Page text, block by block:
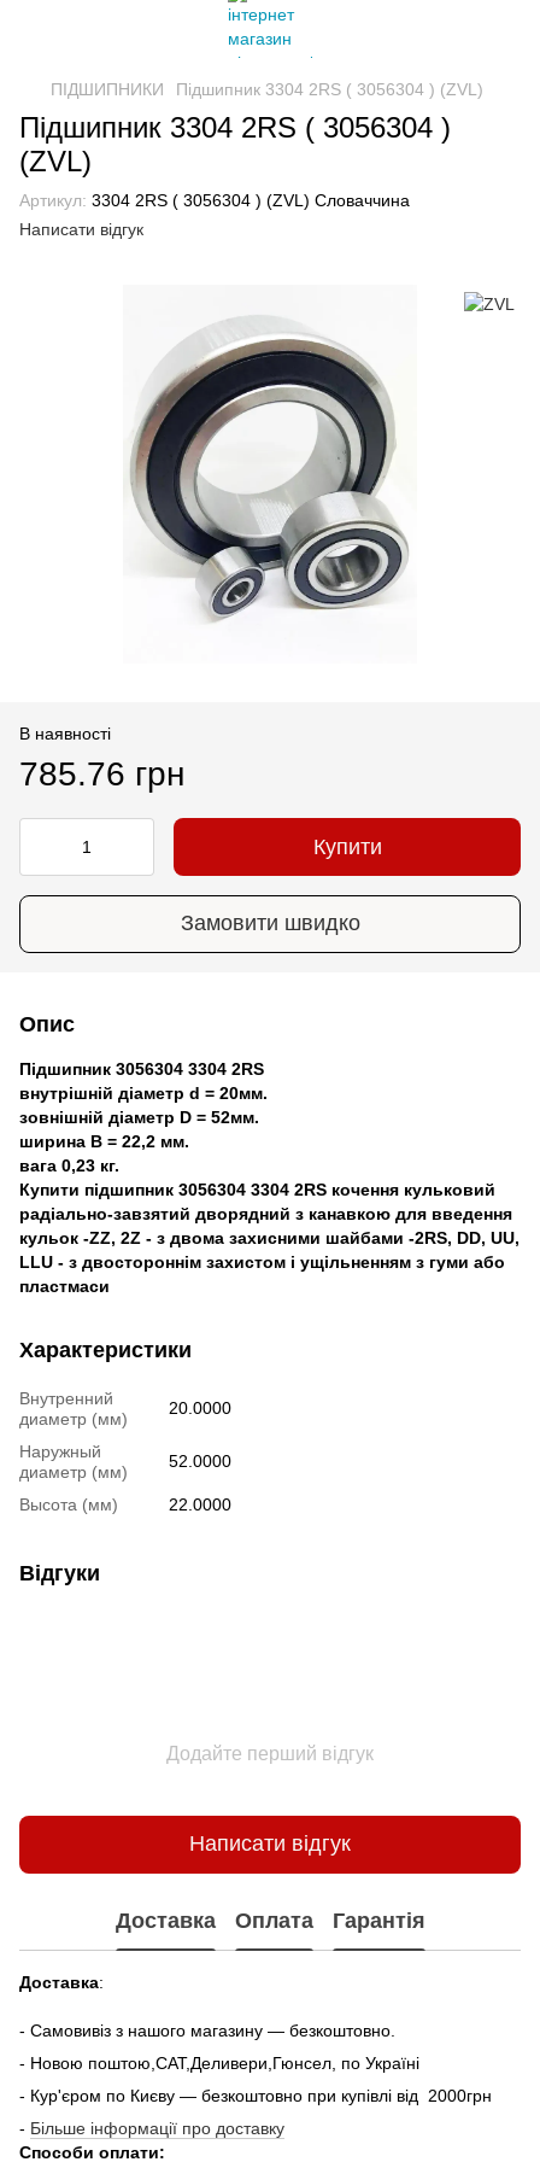
ПІДШИПНИКИ Підшипник 3304 2RS ( 3056304 ) (ZVL)
Підшипник 3304 2RS ( 3056304 )
(ZVL)
Артикул: 3304 2RS ( 3056304 ) (ZVL) Словаччина
Написати відгук
В наявності
785.76 грн
Купити
Замовити швидко
Опис
Підшипник 3056304 3304 2RS
внутрішній діаметр d = 20мм.
зовнішній діаметр D = 52мм.
ширина B = 22,2 мм.
вага 0,23 кг.
Купити підшипник 3056304 3304 2RS кочення кульковий
радіально-завзятий дворядний з канавкою для введення
кульок -ZZ, 2Z - з двома захисними шайбами -2RS, DD, UU,
LLU - з двостороннім захистом і ущільненням з гуми або
пластмаси
Характеристики
Внутренний
диаметр (мм)
20.0000
Наружный
диаметр (мм)
52.0000
Высота (мм) 22.0000
Відгуки
Додайте перший відгук
Написати відгук
Доставка Оплата Гарантія
Доставка:
- Самовивіз з нашого магазину — безкоштовно.
- Новою поштою,САТ,Деливери,Гюнсел, по Україні
- Кур'єром по Києву — безкоштовно при купiвлi вiд 2000грн
- Більше інформації про доставку
Способи оплати: